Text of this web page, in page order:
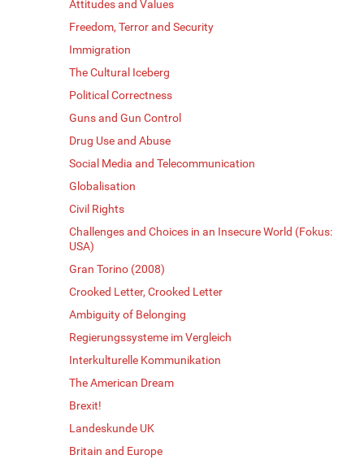
Attitudes and Values
Freedom, Terror and Security
Immigration
The Cultural Iceberg
Political Correctness
Guns and Gun Control
Drug Use and Abuse
Social Media and Telecommunication
Globalisation
Civil Rights
Challenges and Choices in an Insecure World (Fokus:
USA)
Gran Torino (2008)
Crooked Letter, Crooked Letter
Ambiguity of Belonging
Regierungssysteme im Vergleich
Interkulturelle Kommunikation
The American Dream
Brexit!
Landeskunde UK
Britain and Europe